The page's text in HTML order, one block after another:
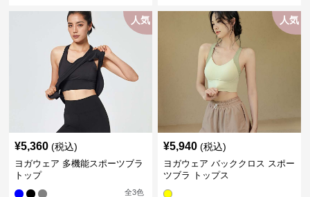
人気
¥5,360 (税込)
ヨガウェア 多機能スポーツブラ
トップ
全3色
人気
¥5,940 (税込)
ヨガウェア バッククロス スポー
ツブラ トップス